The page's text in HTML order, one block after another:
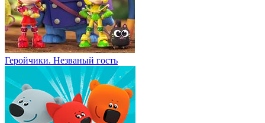
Геройчики. Незваный гость